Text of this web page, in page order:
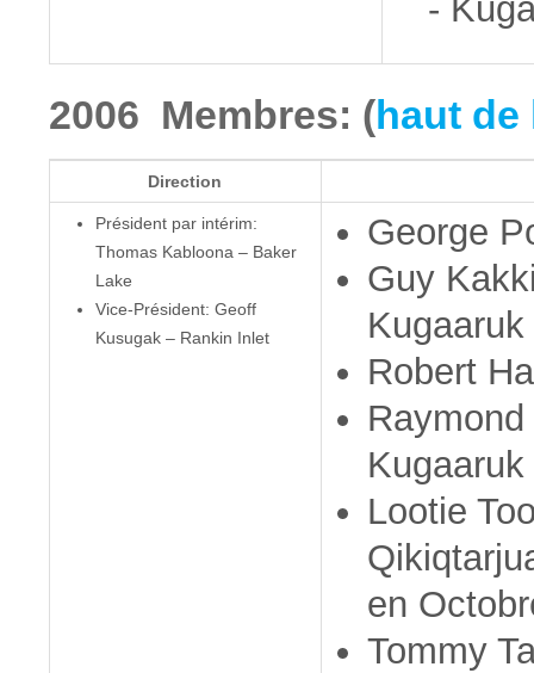
-
2006 Membres: (haut de
Direction
Président par intérim:
Thomas Kabloona – Baker
Lake
Vice-Président: Geoff
Kusugak – Rankin Inlet
George
Guy
Kugaaruk
Robert
Kugaaruk
Lootie
en
Tommy